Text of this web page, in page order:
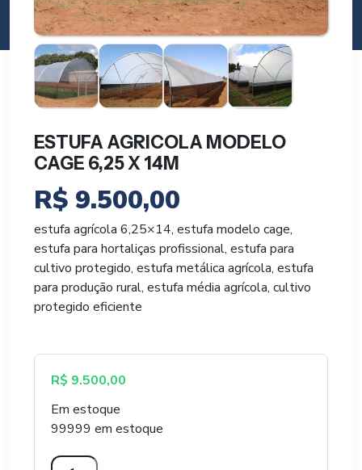
ESTUFA AGRICOLA MODELO
CAGE 6,25 X 14M
R$ 9.500,00
estufa agrícola 6,25×14, estufa modelo cage,
estufa para hortaliças profissional, estufa para
cultivo protegido, estufa metálica agrícola, estufa
para produção rural, estufa média agrícola, cultivo
protegido eficiente
R$ 9.500,00
Em estoque
99999 em estoque
ESTUFA